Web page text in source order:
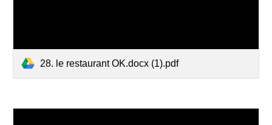
28. le restaurant OK.docx (1).pdf